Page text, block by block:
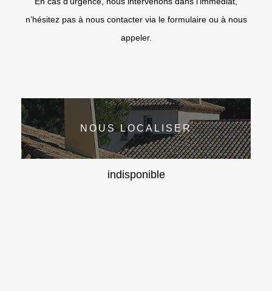
n’hésitez pas à nous contacter via le formulaire ou à nous
appeler.
NOUS LOCALISER
indisponible